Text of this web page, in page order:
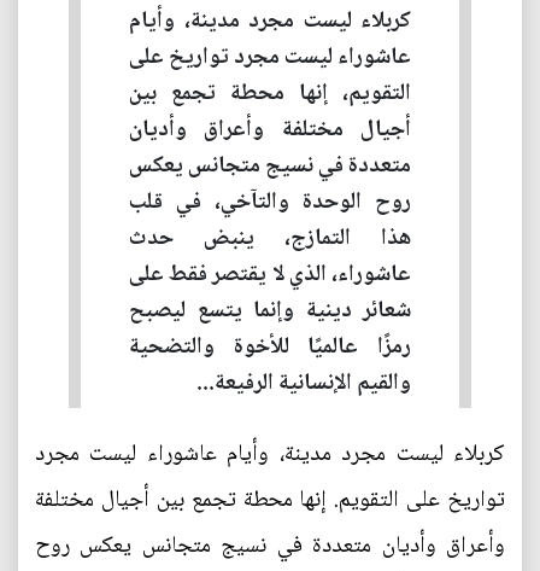
كربلاء ليست مجرد مدينة، وأيام
عاشوراء ليست مجرد تواريخ على
التقويم، إنها محطة تجمع بين
أجيال مختلفة وأعراق وأديان
متعددة في نسيج متجانس يعكس
روح الوحدة والتآخي، في قلب
هذا التمازج، ينبض حدث
عاشوراء، الذي لا يقتصر فقط على
شعائر دينية وإنما يتسع ليصبح
رمزًا عالميًا للأخوة والتضحية
والقيم الإنسانية الرفيعة...
كربلاء ليست مجرد مدينة، وأيام عاشوراء ليست مجرد
تواريخ على التقويم. إنها محطة تجمع بين أجيال مختلفة
وأعراق وأديان متعددة في نسيج متجانس يعكس روح